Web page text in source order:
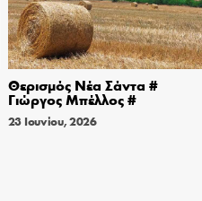
Θερισμός Νέα Σάντα #
Γιώργος Μπέλλος #
23 Ιουνίου, 2026